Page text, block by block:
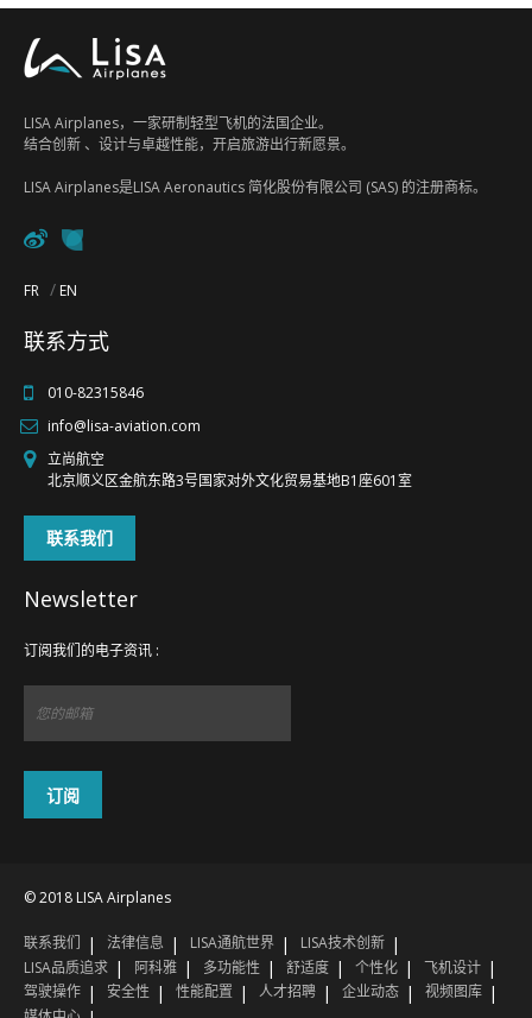
1 信息 您的联系方式 3 确认
LISA Airplanes，一家研制轻型飞机的法国企业。
结合创新 、设计与卓越性能，开启旅游出行新愿景。
LISA Airplanes是LISA Aeronautics 简化股份有限公司 (SAS) 的注册商标。
FR EN
联系方式
010-82315846
info@lisa-aviation.com
立尚航空
北京顺义区金航东路3号国家对外文化贸易基地B1座601室
联系我们
Newsletter
订阅我们的电子资讯 :
© 2018 LISA Airplanes
联系我们 法律信息 LISA通航世界
LISA技术创新
LISA品质追求
阿科雅 多功能性 舒适度 个性化
飞机设计
驾驶操作
安全性 性能配置 人才招聘 企业动态
视频图库